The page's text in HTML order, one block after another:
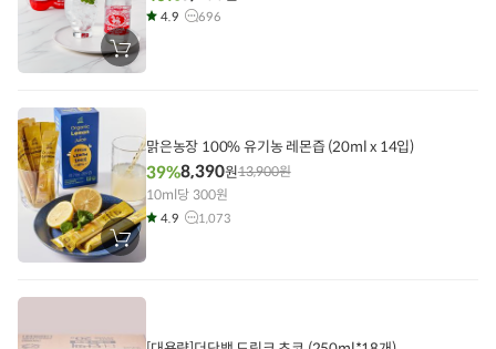
장
바
기
4.9 696
장
바
에
맑은농장 100% 유기농 레몬즙 (20ml x 14입)
39%8,390원13,900원
10ml당 300원
4.9 1,073